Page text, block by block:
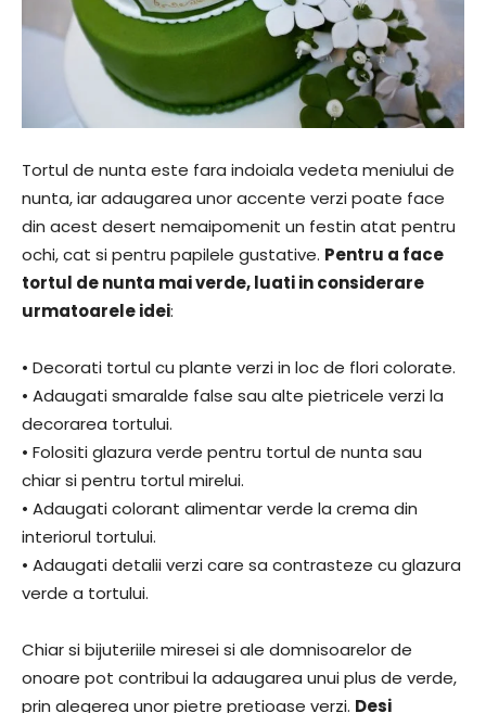
Tortul de nunta este fara indoiala vedeta meniului de
nunta, iar adaugarea unor accente verzi poate face
din acest desert nemaipomenit un festin atat pentru
ochi, cat si pentru papilele gustative. Pentru a face
tortul de nunta mai verde, luati in considerare
urmatoarele idei:
• Decorati tortul cu plante verzi in loc de flori colorate.
• Adaugati smaralde false sau alte pietricele verzi la
decorarea tortului.
• Folositi glazura verde pentru tortul de nunta sau
chiar si pentru tortul mirelui.
• Adaugati colorant alimentar verde la crema din
interiorul tortului.
• Adaugati detalii verzi care sa contrasteze cu glazura
verde a tortului.
Chiar si bijuteriile miresei si ale domnisoarelor de
onoare pot contribui la adaugarea unui plus de verde,
prin alegerea unor pietre pretioase verzi. Desi